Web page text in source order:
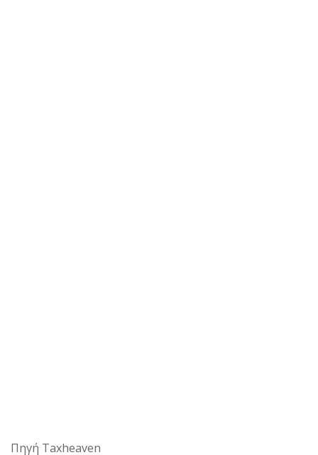
Πηγή Taxheaven